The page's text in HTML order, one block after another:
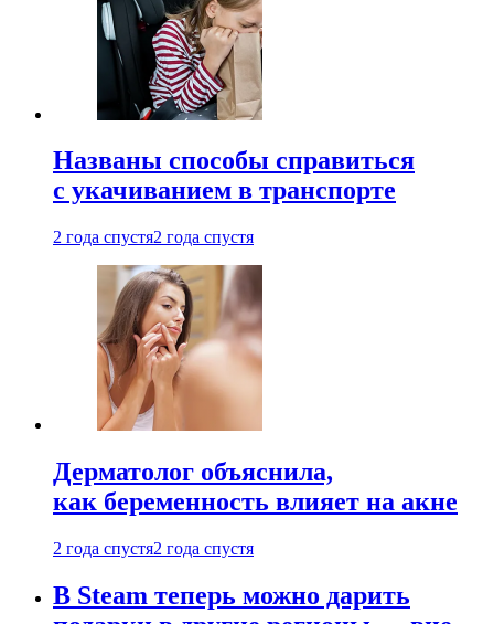
Названы способы справиться
с укачиванием в транспорте
2 года спустя2 года спустя
Дерматолог объяснила,
как беременность влияет на акне
2 года спустя2 года спустя
В Steam теперь можно дарить